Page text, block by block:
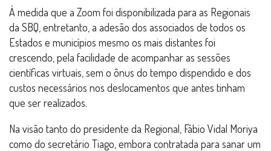
À medida que a Zoom foi disponibilizada para as Regionais
da SBQ, entretanto, a adesão dos associados de todos os
Estados e municípios mesmo os mais distantes foi
crescendo, pela facilidade de acompanhar as sessões
científicas virtuais, sem o ônus do tempo dispendido e dos
custos necessários nos deslocamentos que antes tinham
que ser realizados.
Na visão tanto do presidente da Regional, Fábio Vidal Moriya
como do secretário Tiago, embora contratada para sanar um